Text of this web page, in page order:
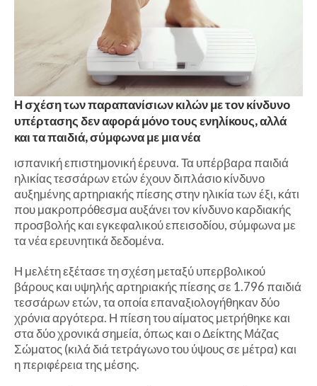
Η σχέση των παραπανίσιων κιλών με τον κίνδυνο
υπέρτασης δεν αφορά μόνο τους ενηλίκους, αλλά
και τα παιδιά, σύμφωνα με μια νέα
ισπανική επιστημονική έρευνα. Τα υπέρβαρα παιδιά
ηλικίας τεσσάρων ετών έχουν διπλάσιο κίνδυνο
αυξημένης αρτηριακής πίεσης στην ηλικία των έξι, κάτι
που μακροπρόθεσμα αυξάνει τον κίνδυνο καρδιακής
προσβολής και εγκεφαλικού επεισοδίου, σύμφωνα με
τα νέα ερευνητικά δεδομένα.
Η μελέτη εξέτασε τη σχέση μεταξύ υπερβολικού
βάρους και υψηλής αρτηριακής πίεσης σε 1.796 παιδιά
τεσσάρων ετών, τα οποία επαναξιολογήθηκαν δύο
χρόνια αργότερα. Η πίεση του αίματος μετρήθηκε και
στα δύο χρονικά σημεία, όπως και ο Δείκτης Μάζας
Σώματος (κιλά διά τετράγωνο του ύψους σε μέτρα) και
η περιφέρεια της μέσης.